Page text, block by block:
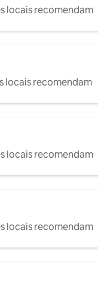
locais recomendam
locais recomendam
locais recomendam
locais recomendam